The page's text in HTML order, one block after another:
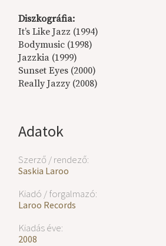
Adatok
Szerző / rendező:
Saskia Laroo
Kiadó / forgalmazó:
Laroo Records
Kiadás éve:
2008
Diszkográfia:
It’s Like Jazz (1994)
Bodymusic (1998)
Jazzkia (1999)
Sunset Eyes (2000)
Really Jazzy (2008)